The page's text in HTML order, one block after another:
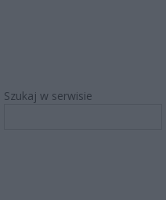
Szukaj w serwisie